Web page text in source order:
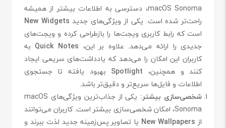
macOS Sonoma، دسترسی به اطلاعات بیشتر از همیشه
راحت‌تر شده است. یکی از ویژگی‌های جدید New Widgets
است که رابط کاربری ویجت‌ها را بازطراحی کرده و ویجت‌های
جدیدی را ارائه می‌دهد. علاوه بر این، Quick Notes به
کاربران این امکان را می‌دهد که یادداشت‌های سریعی ایجاد
کنند و همچنین، Spotlight بهبود یافته تا جستجوی
اطلاعات و فایل‌ها سریع‌تر و دقیق‌تر باشد.
شخصی‌سازی بیشتر:
یکی از جذاب‌ترین ویژگی‌های macOS
Sonoma، امکان شخصی‌سازی بیشتر است. کاربران می‌توانند
از New Wallpapers یا تصاویر پس‌زمینه جدید لذت ببرند و